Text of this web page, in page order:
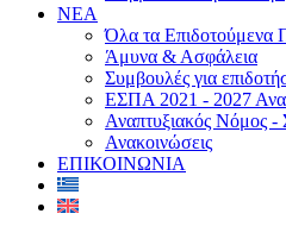
ΝΕΑ
Όλα τα Επιδοτούμενα
Άμυνα & Ασφάλεια
Συμβουλές για
ΕΣΠΑ 2021 - 2027
Αναπτυξιακός Νόμος -
Ανακοινώσεις
ΕΠΙΚΟΙΝΩΝΙΑ